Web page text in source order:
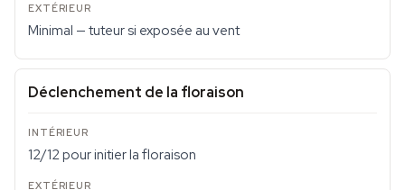
Minimal — tuteur si exposée au vent
Déclenchement de la floraison
12/12 pour initier la floraison